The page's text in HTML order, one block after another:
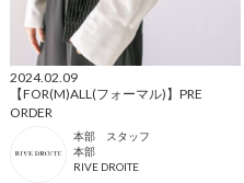
2024.02.09
【FOR(M)ALL(フォーマル)】PRE
ORDER
本部 スタッフ
本部
RIVE DROITE